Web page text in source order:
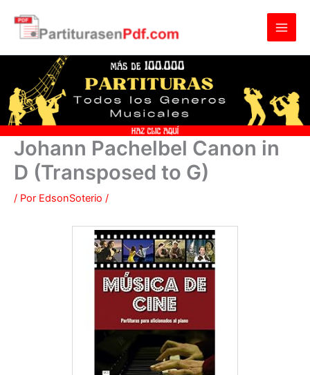
contenido
Johann Pachelbel Canon in
D (Transposed to G)
/ Por EdsonSoterio /